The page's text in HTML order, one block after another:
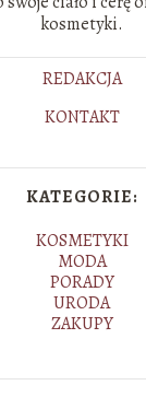
kosmetyki.
REDAKCJA
KONTAKT
KATEGORIE:
KOSMETYKI
MODA
PORADY
URODA
ZAKUPY